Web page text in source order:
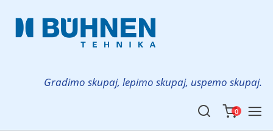
Gradimo skupaj, lepimo skupaj, uspemo skupaj.
0